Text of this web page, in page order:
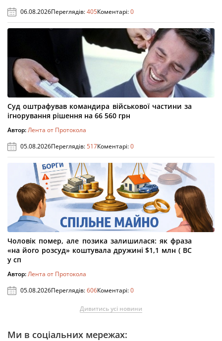
06.08.2026Переглядів:405Коментарі:0
Суд оштрафував командира військової частини за
ігнорування рішення на 66 560 грн
Автор:Лента от Протокола
05.08.2026Переглядів:517Коментарі:0
Чоловік помер, але позика залишилася: як фраза
«на його розсуд» коштувала дружині $1,1 млн ( ВС
у сп
Автор:Лента от Протокола
05.08.2026Переглядів:606Коментарі:0
Дивитись усі новини
Ми в соціальних мережах: